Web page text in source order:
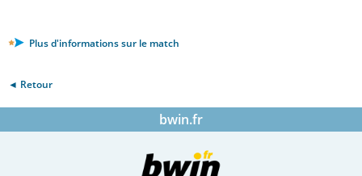
Plus d'informations sur le match
◄ Retour
bwin.fr